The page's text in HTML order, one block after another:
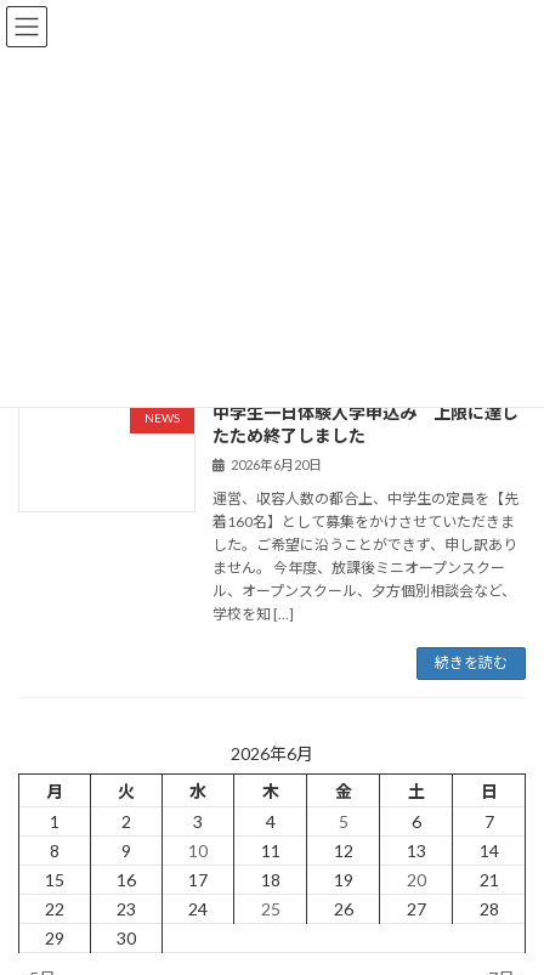
コ
ン
ナ
ビ
NEWS
中学生一日体験入学申込み 上限に達し
たため終了しました
2026年6月20日
運営、収容人数の都合上、中学生の定員を【先
着160名】として募集をかけさせていただきま
した。ご希望に沿うことができず、申し訳あり
ません。 今年度、放課後ミニオープンスクー
ル、オープンスクール、夕方個別相談会など、
学校を知 […]
続きを読む
2026年6月
月
火 水 木 金 土
日
1
2 3 4 5 6
7
8
9 10 11 12 13
14
15
16 17 18 19 20
21
22
23 24 25 26 27
28
29
30